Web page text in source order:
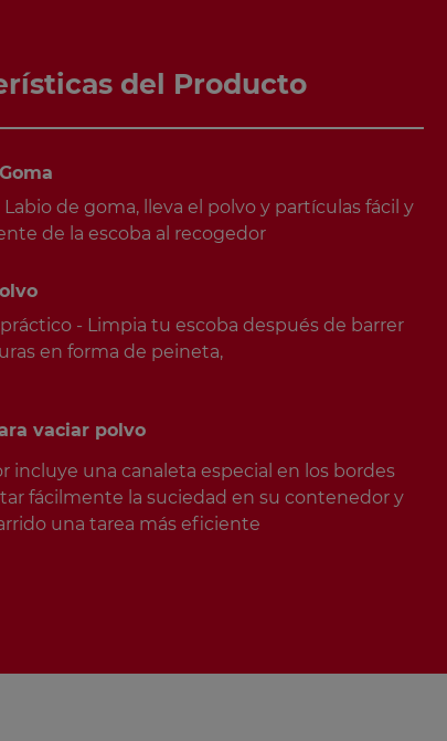
del Producto
Labio de goma, lleva el polvo y partículas fácil y
de la escoba al recogedor
- Limpia tu escoba después de barrer
en forma de peineta,
vaciar polvo
incluye una canaleta especial en los bordes
fácilmente la suciedad en su contenedor y
una tarea más eficiente